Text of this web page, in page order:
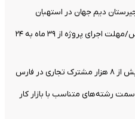
دیم جهان در استهبان
کلنگ‌زنی فاز نخست متروی فردیس/مهلت اجرای پروژه از ۳۹ ماه به ۲۴
فارس
رشته‌های متناسب با بازار کار